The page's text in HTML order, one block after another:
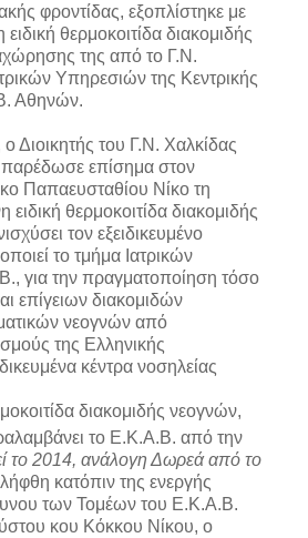
φροντίδας, εξοπλίστηκε με
θερμοκοιτίδα διακομιδής
της από το Γ.Ν.
Υπηρεσιών της Κεντρικής
Αθηνών.
Διοικητής του Γ.Ν. Χαλκίδας
επίσημα στον
Παπαευσταθίου Νίκο τη
θερμοκοιτίδα διακομιδής
τον εξειδικευμένο
το τμήμα Ιατρικών
για την πραγματοποίηση τόσο
επίγειων διακομιδών
νεογνών από
της Ελληνικής
κέντρα νοσηλείας
διακομιδής νεογνών,
το Ε.Κ.Α.Β. από την
το 2014, ανάλογη Δωρεά από το
κατόπιν της ενεργής
των Τομέων του Ε.Κ.Α.Β.
κου Κόκκου Νίκου, ο